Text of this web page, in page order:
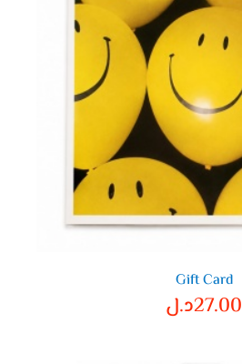
Gift Card
27.00د.ل